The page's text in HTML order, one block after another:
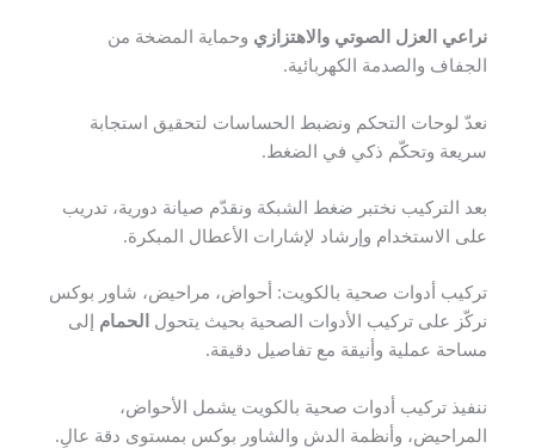
نراعي العزل الصوتي والاهتزازي وحماية المضخة من
الجفاف والصدمة الكهربائية.
نعدّ لوحات التحكم ونضبط الحساسات لتحقيق استجابة
سريعة وتحكّم ذكي في الضغط.
بعد التركيب نختبر ضغط الشبكة ونقدّم صيانة دورية، تدريب
على الاستخدام وإرشاد لإشارات الأعطال المبكرة.
تركيب أدوات صحية بالكويت: أحواض، مراحيض، شاور بوكس
نركّز على تركيب الأدوات الصحية بحيث يتحول الحمام إلى
مساحة عملية وأنيقة مع تفاصيل دقيقة.
ننفيذ تركيب أدوات صحية بالكويت يشمل الأحواض،
المراحيض، وأنظمة الدش والشاور بوكس بمستوى دقة عالٍ.